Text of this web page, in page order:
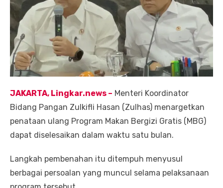
JAKARTA, Lingkar.news – Menteri Koordinator
Bidang Pangan Zulkifli Hasan (Zulhas) menargetkan
penataan ulang Program Makan Bergizi Gratis (MBG)
dapat diselesaikan dalam waktu satu bulan.
Langkah pembenahan itu ditempuh menyusul
berbagai persoalan yang muncul selama pelaksanaan